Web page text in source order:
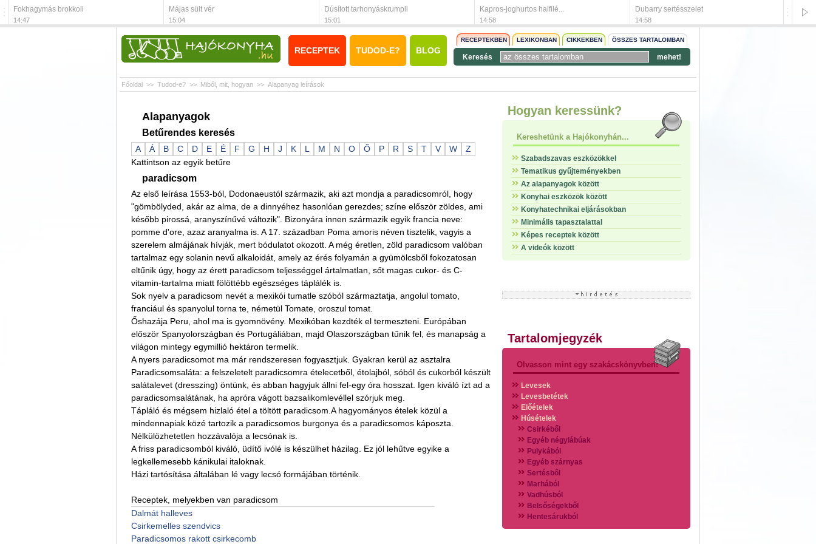
Fokhagymás brokkoli
14:47
Májas sült vér
15:04
Dúsított tarhonyáskrumpli
15:01
Kapros-joghurtos halfilé...
14:58
Dubarry sertésszelet
14:58
RECEPTEK TUDOD-E? BLOG
RECEPTEKBEN LEXIKONBAN CIKKEKBEN ÖSSZES TARTALOMBAN
Keresés mehet!
Főoldal >> Tudod-e? >> Miből, mit, hogyan >> Alapanyag leírások
Alapanyagok
Betűrendes keresés
A Á B C D E É F G H J K L M N O Ő P R S T V W
Z
Kattintson az egyik betűre
paradicsom
Az első leírása 1553-ból, Dodonaeustól származik, aki azt mondja a paradicsomról, hogy
"gömbölyded, akár az alma, de a dinnyéhez hasonlóan gerezdes; színe először zöldes, ami
később pirossá, aranyszínűvé változik". Bizonyára innen származik egyik francia neve:
pomme d'ore, azaz aranyalma is. A 17. században Poma amoris néven tisztelik, vagyis a
szerelem almájának hívják, mert bódulatot okozott. A még éretlen, zöld paradicsom valóban
tartalmaz egy solanin nevű alkaloidát, amely az érés folyamán a gyümölcsből fokozatosan
eltűnik úgy, hogy az érett paradicsom teljességgel ártalmatlan, sőt magas cukor- és C-
vitamin-tartalma miatt fölöttébb egészséges táplálék is.
Sok nyelv a paradicsom nevét a mexikói tumatle szóból származtatja, angolul tomato,
franciául és spanyolul torna te, németül Tomate, oroszul tomat.
Őshazája Peru, ahol ma is gyomnövény. Mexikóban kezdték el termeszteni. Európában
először Spanyolországban és Portugáliában, majd Olaszországban tűnik fel, és manapság a
világon mintegy egymillió hektáron termelik.
A nyers paradicsomot ma már rendszeresen fogyasztjuk. Gyakran kerül az asztalra
Paradicsomsaláta: a felszeletelt paradicsomra ételecetből, étolajból, sóból és cukorból készült
salátalevet (dresszing) öntünk, és abban hagyjuk állni fel-egy óra hosszat. Igen kiváló ízt ad a
paradicsomsalátának, ha apróra vágott bazsalikomlevéllel szórjuk meg.
Tápláló és mégsem hizlaló étel a töltött paradicsom.A hagyományos ételek közül a
mindennapiak közé tartozik a paradicsomos burgonya és a paradicsomos káposzta.
Nélkülözhetetlen hozzávalója a lecsónak is.
A friss paradicsomból kiváló, üdítő ivólé is készülhet házilag. Ez jól lehűtve egyike a
legkellemesebb kánikulai italoknak.
Házi tartósítása általában lé vagy lecsó formájában történik.
Receptek, melyekben van paradicsom
Dalmát halleves
Csirkemelles szendvics
Paradicsomos rakott csirkecomb
Hogyan keressünk?
Kereshetünk a Hajókonyhán...
Szabadszavas eszközökkel
Tematikus gyűjteményekben
Az alapanyagok között
Konyhai eszközök között
Konyhatechnikai eljárásokban
Minimális tapasztalattal
Képes receptek között
A videók között
Tartalomjegyzék
Olvasson mint egy szakácskönyvben!
Levesek
Levesbetétek
Előételek
Húsételek
Csirkéből
Egyéb négylábúak
Pulykából
Egyéb szárnyas
Sertésből
Marhából
Vadhúsból
Belsőségekből
Hentesárukból
Vadszárnyasokból